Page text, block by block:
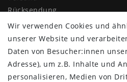
Rücksendung
Widerrufs­recht
Impressum
Daten­schutz­erklärung
AGB
Kontakt
Wir verwenden Cookies und
unserer Website und
Daten von Besucher:innen
Adresse), um z.B. Inhalte und
personalisieren, Medien von